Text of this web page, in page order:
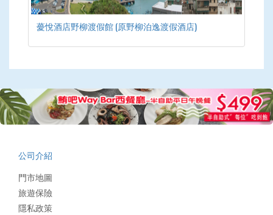
薆悅酒店野柳渡假館 (原野柳泊逸渡假酒店)
公司介紹
門市地圖
旅遊保險
隱私政策